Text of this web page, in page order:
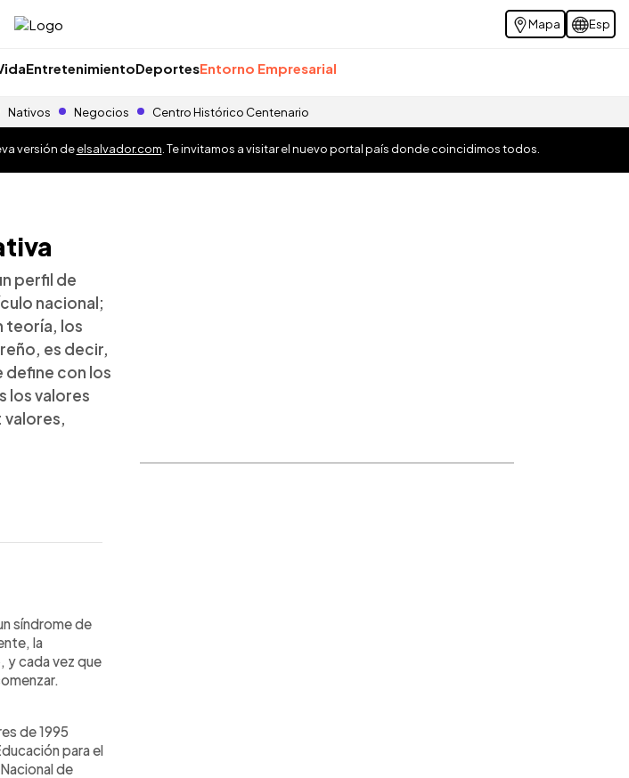
Mapa Esp
EntretenimientoDeportesEntorno Empresarial
Nativos Negocios Centro Histórico Centenario
versión deelsalvador.com . Te invitamos a visitar el nuevo portal país donde coincidimos todos.
perfil de
nacional;
teoría, los
es decir,
define con los
los valores
síndrome de
la
y cada vez que
de 1995
para el
de